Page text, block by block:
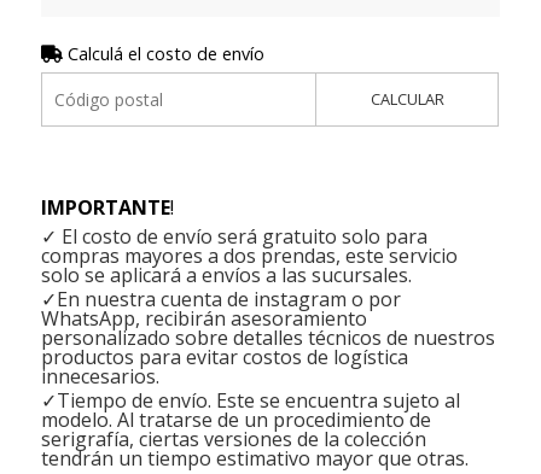
Calculá el costo de envío
CALCULAR
IMPORTANTE!
✓ El costo de envío será gratuito solo para
compras mayores a dos prendas, este servicio
solo se aplicará a envíos a las sucursales.
✓En nuestra cuenta de instagram o por
WhatsApp, recibirán asesoramiento
personalizado sobre detalles técnicos de nuestros
productos para evitar costos de logística
innecesarios.
✓Tiempo de envío. Este se encuentra sujeto al
modelo. Al tratarse de un procedimiento de
serigrafía, ciertas versiones de la colección
tendrán un tiempo estimativo mayor que otras.